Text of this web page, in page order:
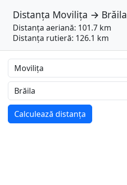
Distanța Movilița → Brăila
Distanța aeriană: 101.7 km
Distanța rutieră: 126.1 km
Calculează distanța